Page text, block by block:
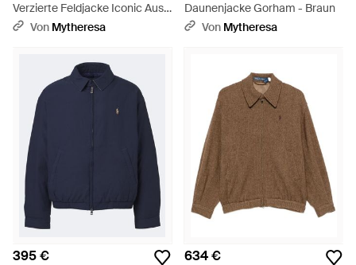
Verzierte Feldjacke Iconic Aus
Baumwolle - Grün
Von Mytheresa
Daunenjacke Gorham - Braun
Von Mytheresa
395 € 634 €